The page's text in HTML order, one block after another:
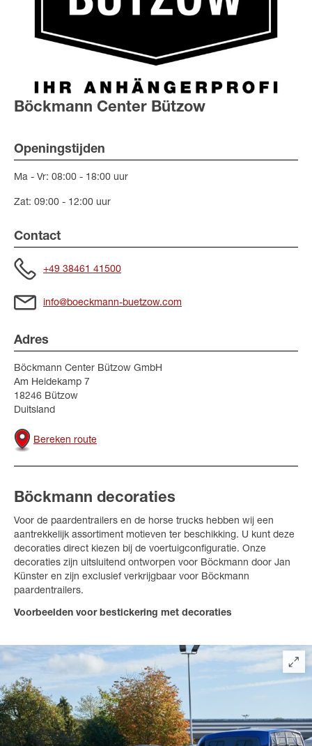
Böckmann Center Bützow
Openingstijden
Ma - Vr: 08:00 - 18:00 uur
Zat: 09:00 - 12:00 uur
Contact
+49 38461 41500
info@boeckmann-buetzow.com
Adres
Böckmann Center Bützow GmbH
Am Heidekamp 7
18246 Bützow
Duitsland
Bereken route
Böckmann decoraties
Voor de paardentrailers en de horse trucks hebben wij een
aantrekkelijk assortiment motieven ter beschikking. U kunt deze
decoraties direct kiezen bij de voertuigconfiguratie. Onze
decoraties zijn uitsluitend ontworpen voor Böckmann door Jan
Künster en zijn exclusief verkrijgbaar voor Böckmann
paardentrailers.
Voorbeelden voor bestickering met decoraties